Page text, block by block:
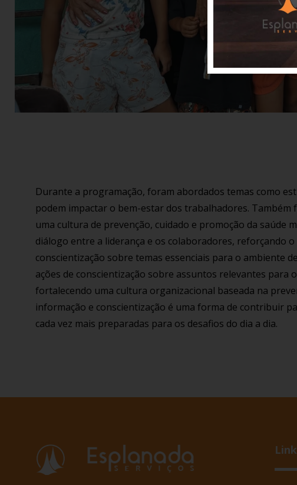
Durante a programação, foram abordados temas como
podem impactar o bem-estar dos trabalhadores.
uma cultura de prevenção, cuidado e promoção da saúde
diálogo entre a liderança e os colaboradores, reforçando
conscientização sobre temas essenciais para o ambiente
ações de conscientização sobre assuntos relevantes
fortalecendo uma cultura organizacional baseada na
informação e conscientização é uma forma de contribuir
cada vez mais preparadas para os desafios do dia a dia.
Link